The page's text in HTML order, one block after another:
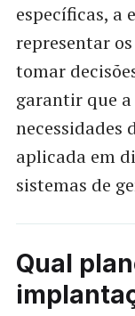
específicas, a
representar
tomar
garantir que a
necessidades
aplicada em
sistemas de
Qual